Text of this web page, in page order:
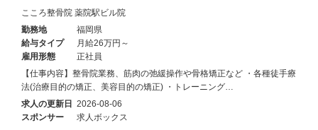
こころ整骨院 薬院駅ビル院
勤務地
福岡県
給与タイプ
月給26万円～
雇用形態
正社員
【仕事内容】整骨院業務、筋肉の弛緩操作や骨格矯正など ・各種徒手療
法(治療目的の矯正、美容目的の矯正) ・トレーニング…
求人の更新日 2026-08-06
スポンサー
求人ボックス